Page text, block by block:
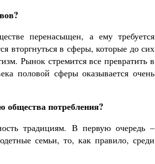
перенасыщен, а ему требуется
вторгнуться в сферы, которые до сих
Рынок стремится все превратить в
половой сферы оказывается очень
общества потребления?
традициям. В первую очередь –
семьи, то, как правило, среди